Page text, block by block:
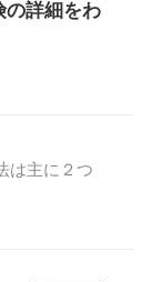
の詳細をわ
は主に２つ